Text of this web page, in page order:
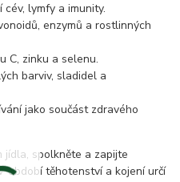
lymfy a imunity.
enzymů a rostlinných
C, zinku a selenu.
barviv, sladidel a
jako součást zdravého
jídla, spolkněte a zapijte
období těhotenství a kojení určí